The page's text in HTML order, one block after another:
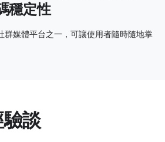
穩定性
群媒體平台之一，可讓使用者隨時隨地掌
談